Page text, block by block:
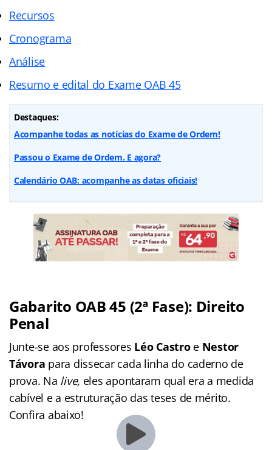
Recursos
Cronograma
Análise
Resumo e edital do Exame OAB 45
Destaques:
Acompanhe todas as notícias do Exame de Ordem!
Passou o Exame de Ordem. E agora?
Calendário OAB: acompanhe as datas oficiais!
Gabarito OAB 45 (2ª Fase): Direito
Penal
Junte-se aos professores Léo Castroe Nestor
Távora para dissecar cada linha do caderno de
prova. Na live, eles apontaram qual era a medida
cabível e a estruturação das teses de mérito.
Confira abaixo!